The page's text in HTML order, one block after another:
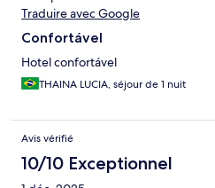
Traduire avec Google
Confortável
Hotel confortável
THAINA LUCIA, séjour de 1 nuit
Avis vérifié
10/10 Exceptionnel